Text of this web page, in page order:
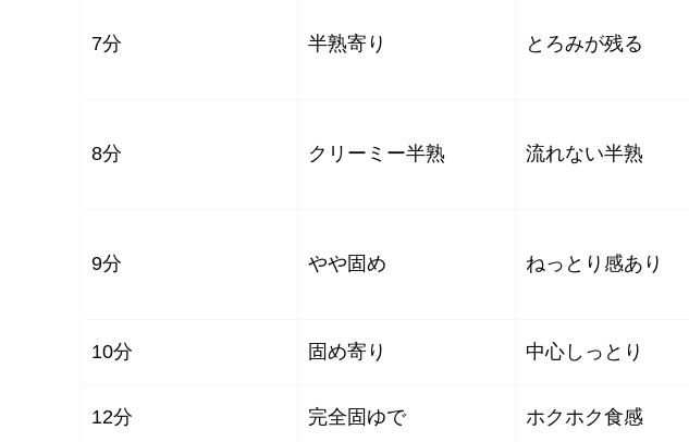
7分 半熟寄り とろみが残る
8分 クリーミー半熟 流れない半熟
9分 やや固め ねっとり感あり
10分 固め寄り 中心しっとり
12分 完全固ゆで ホクホク食感